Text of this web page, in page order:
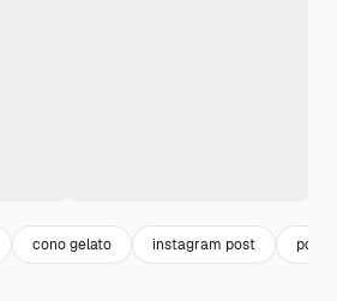
cono gelato instagram post post